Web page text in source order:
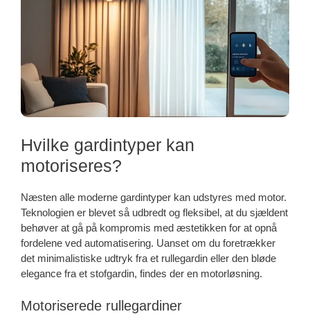
Hvilke gardintyper kan
motoriseres?
Næsten alle moderne gardintyper kan udstyres med motor.
Teknologien er blevet så udbredt og fleksibel, at du sjældent
behøver at gå på kompromis med æstetikken for at opnå
fordelene ved automatisering. Uanset om du foretrækker
det minimalistiske udtryk fra et rullegardin eller den bløde
elegance fra et stofgardin, findes der en motorløsning.
Motoriserede rullegardiner